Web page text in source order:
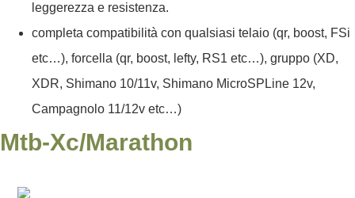
leggerezza e resistenza.
completa compatibilità con qualsiasi telaio (qr, boost, FSi
etc…), forcella (qr, boost, lefty, RS1 etc…), gruppo (XD,
XDR, Shimano 10/11v, Shimano MicroSPLine 12v,
Campagnolo 11/12v etc…)
Mtb-Xc/marathon